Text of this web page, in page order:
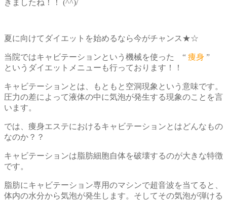
きましたね！！ (^^)/
夏に向けてダイエットを始めるなら今がチャンス★☆
当院ではキャビテーションという機械を使った “ 痩身 ”
というダイエットメニューも行っております！！
キャビテーションとは、もともと空洞現象という意味です。
圧力の差によって液体の中に気泡が発生する現象のことを言
います。
では、痩身エステにおけるキャビテーションとはどんなもの
なのか？？
キャビテーションは脂肪細胞自体を破壊するのが大きな特徴
です。
脂肪にキャビテーション専用のマシンで超音波を当てると、
体内の水分から気泡が発生します。そしてその気泡が弾ける